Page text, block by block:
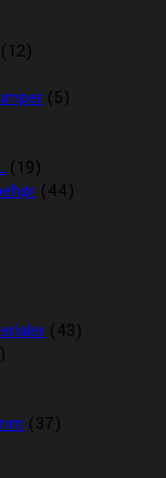
(12)
(5)
(19)
(44)
(43)
(37)